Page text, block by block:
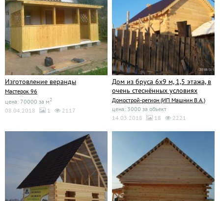
Изготовление веранды
Мастерок 96
цена: 70000 за м2
08.04.2018 1 2117
Дом из бруса 6х9 м, 1,5 этажа, в
очень стеснённых условиях
Домострой-регион (ИП Машнин В.А.)
цена: 3000 за объект
14.03.2018
18 2221